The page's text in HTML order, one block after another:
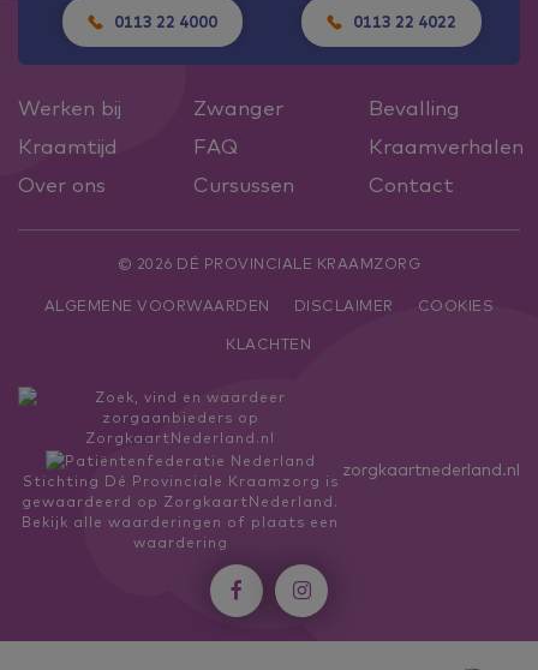
0113 22 4000 0113 22 4022
Werken bij Zwanger
Bevalling
Kraamtijd
FAQ
Kraamverhalen
Over ons
Cursussen Contact
© 2026 DÉ PROVINCIALE KRAAMZORG
ALGEMENE VOORWAARDEN DISCLAIMER
COOKIES
KLACHTEN
Stichting Dé Provinciale Kraamzorg is
gewaardeerd op ZorgkaartNederland.
Bekijk alle waarderingen of plaats een
waardering
zorgkaartnederland.nl
 